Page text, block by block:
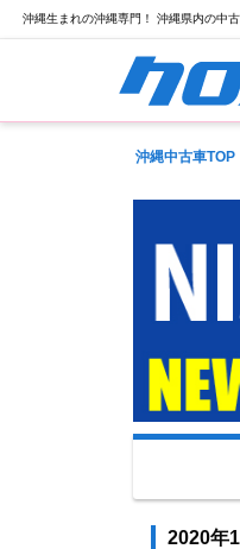
沖縄生まれの沖縄専門！ 沖縄県内の中
沖縄中古車TOP
2020年